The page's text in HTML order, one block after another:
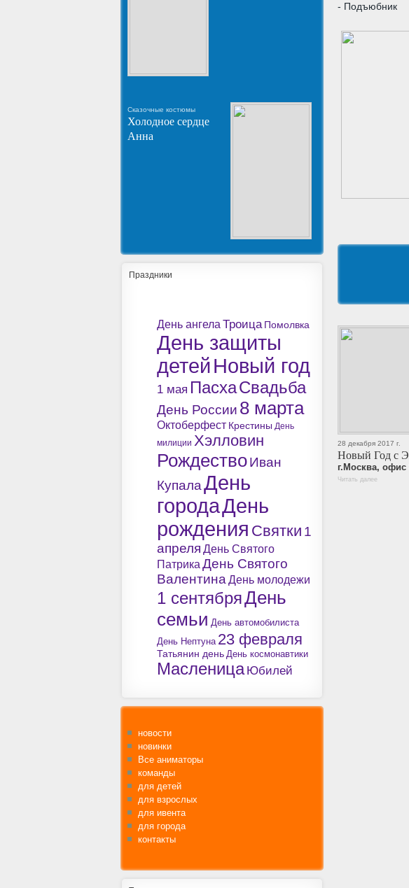
Сказочные костюмы
Холодное сердце
Анна
Праздники
День ангела Троица Помолвка
День защиты
детейНовый год
1 мая ПасхаСвадьба
День России 8 марта
Октоберфест Крестины День
милиции Хэлловин
РождествоИван
КупалаДень
городаДень
рождения Святки 1
апреля День Святого
Патрика День Святого
Валентина День молодежи
1 сентябряДень
семьи День автомобилиста
День Нептуна 23 февраля
Татьянин день День космонавтики
Масленица Юбилей
новости
новинки
Все аниматоры
команды
для детей
для взрослых
для ивента
для города
контакты
- Подъюбник
28 декабря 2017 г.
Новый Год с
г.Москва, офис
Читать далее